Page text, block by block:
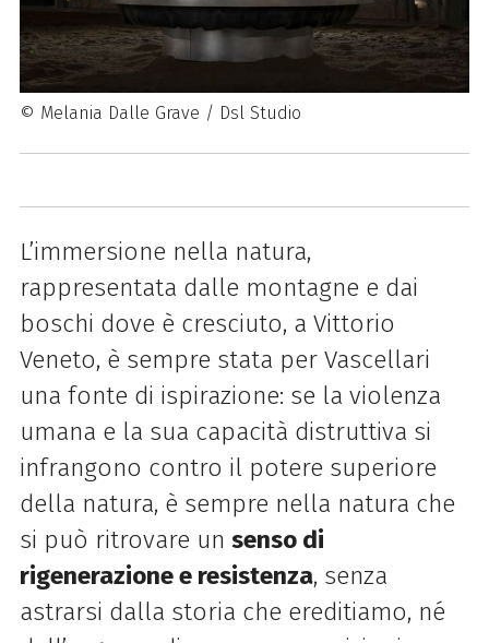
© Melania Dalle Grave / Dsl Studio
L’immersione nella natura,
rappresentata dalle montagne e dai
boschi dove è cresciuto, a Vittorio
Veneto, è sempre stata per Vascellari
una fonte di ispirazione: se la violenza
umana e la sua capacità distruttiva si
infrangono contro il potere superiore
della natura, è sempre nella natura che
si può ritrovare un senso di
rigenerazione e resistenza, senza
astrarsi dalla storia che ereditiamo, né